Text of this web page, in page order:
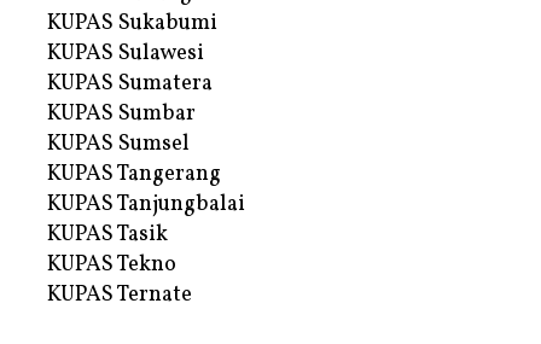
KUPAS Sukabumi
KUPAS Sulawesi
KUPAS Sumatera
KUPAS Sumbar
KUPAS Sumsel
KUPAS Tangerang
KUPAS Tanjungbalai
KUPAS Tasik
KUPAS Tekno
KUPAS Ternate